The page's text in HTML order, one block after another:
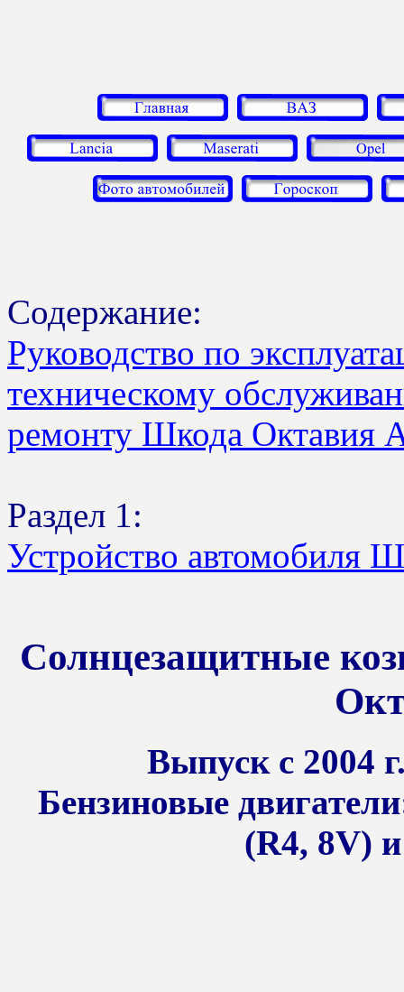
Содержание:
Руководство по
техническому
ремонту Шкода Октавия
Раздел 1:
Устройство автомобиля
Солнцезащитные
Выпуск с 2004
Бензиновые
(R4, 8V)